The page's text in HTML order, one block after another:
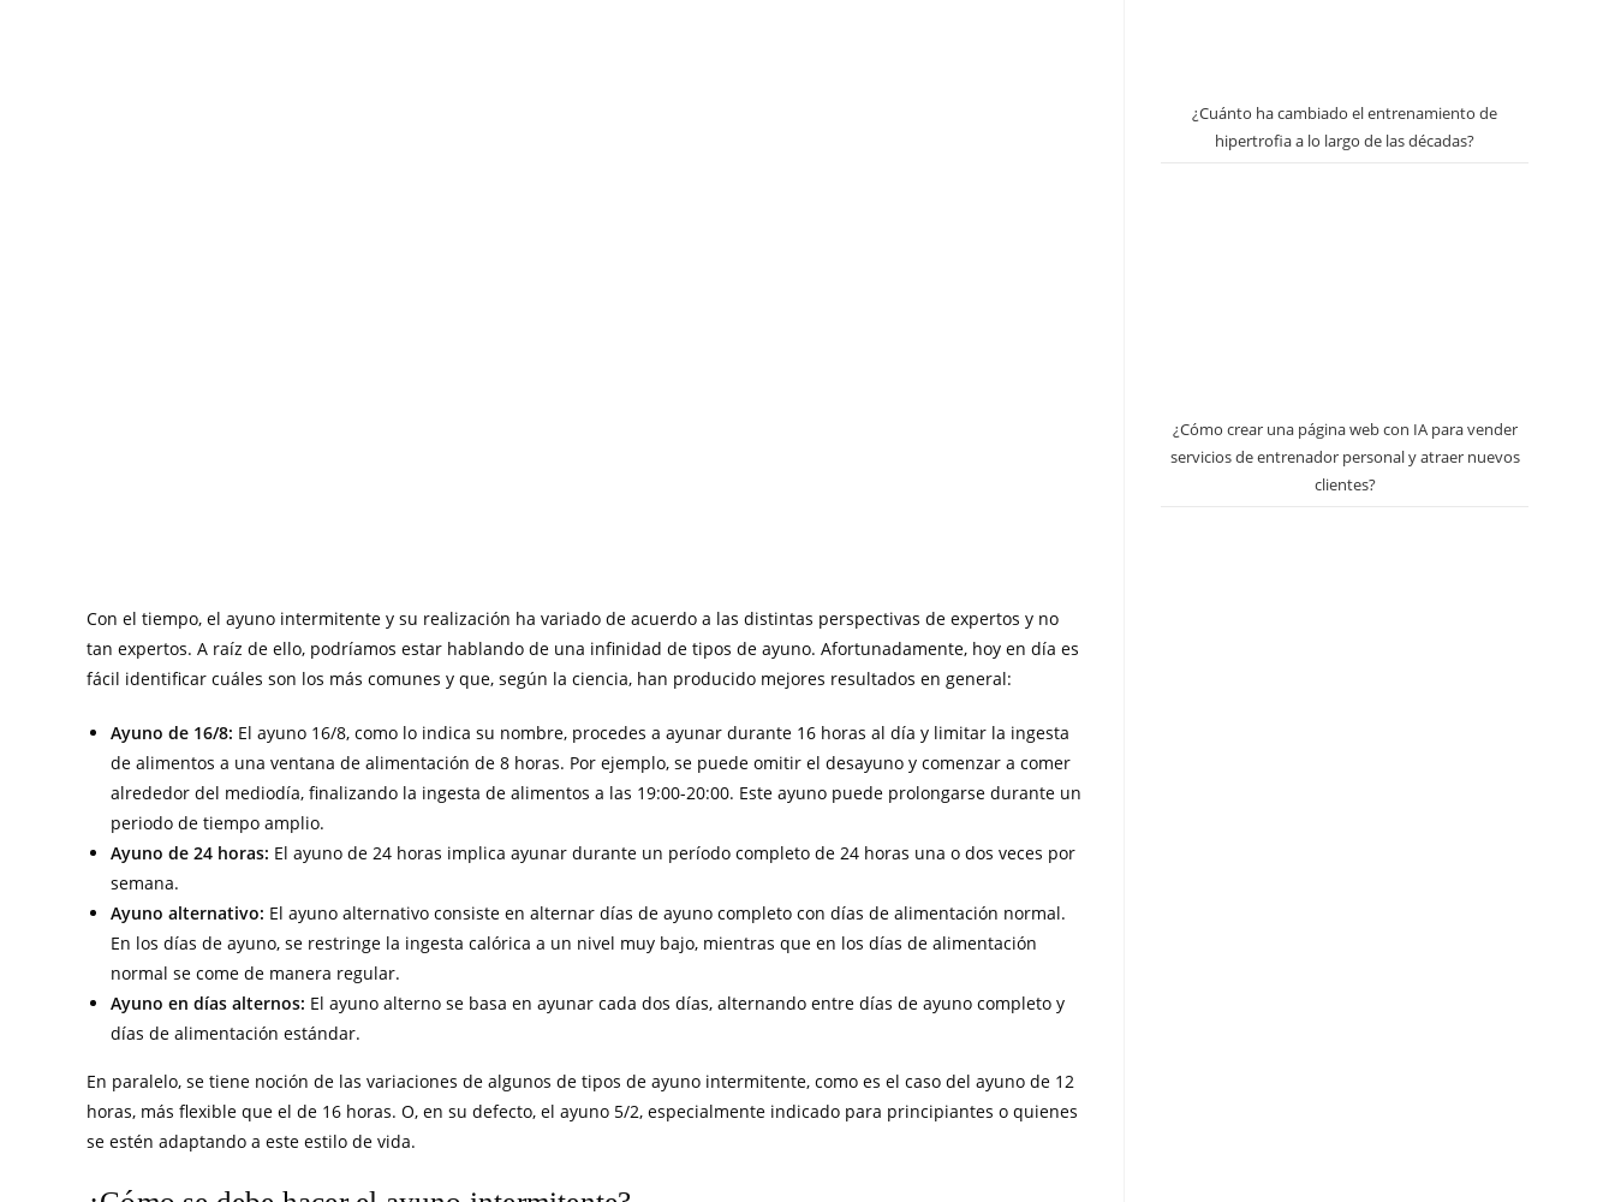
Con el tiempo, el ayuno intermitente y su realización ha variado de acuerdo a las distintas perspectivas de expertos y no
tan expertos. A raíz de ello, podríamos estar hablando de una infinidad de tipos de ayuno. Afortunadamente, hoy en día es
fácil identificar cuáles son los más comunes y que, según la ciencia, han producido mejores resultados en general:
Ayuno de 16/8: El ayuno 16/8, como lo indica su nombre, procedes a ayunar durante 16 horas al día y limitar la ingesta
de alimentos a una ventana de alimentación de 8 horas. Por ejemplo, se puede omitir el desayuno y comenzar a comer
alrededor del mediodía, finalizando la ingesta de alimentos a las 19:00-20:00. Este ayuno puede prolongarse durante un
periodo de tiempo amplio.
Ayuno de 24 horas: El ayuno de 24 horas implica ayunar durante un período completo de 24 horas una o dos veces por
semana.
Ayuno alternativo: El ayuno alternativo consiste en alternar días de ayuno completo con días de alimentación normal.
En los días de ayuno, se restringe la ingesta calórica a un nivel muy bajo, mientras que en los días de alimentación
normal se come de manera regular.
Ayuno en días alternos: El ayuno alterno se basa en ayunar cada dos días, alternando entre días de ayuno completo y
días de alimentación estándar.
En paralelo, se tiene noción de las variaciones de algunos de tipos de ayuno intermitente, como es el caso del ayuno de 12
horas, más flexible que el de 16 horas. O, en su defecto, el ayuno 5/2, especialmente indicado para principiantes o quienes
se estén adaptando a este estilo de vida.
¿Cuánto ha cambiado el entrenamiento de
hipertrofia a lo largo de las décadas?
¿Cómo crear una página web con IA para vender
servicios de entrenador personal y atraer nuevos
clientes?